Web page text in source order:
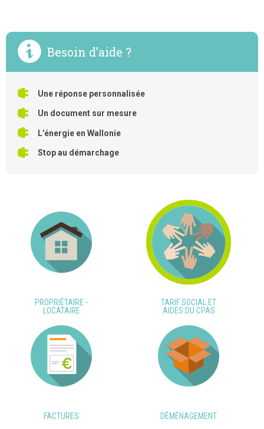
Besoin d’aide ?
Une réponse personnalisée
Un document sur mesure
L’énergie en Wallonie
Stop au démarchage
PROPRIÉTAIRE -
LOCATAIRE
TARIF SOCIAL ET
AIDES DU CPAS
FACTURES DÉMÉNAGEMENT